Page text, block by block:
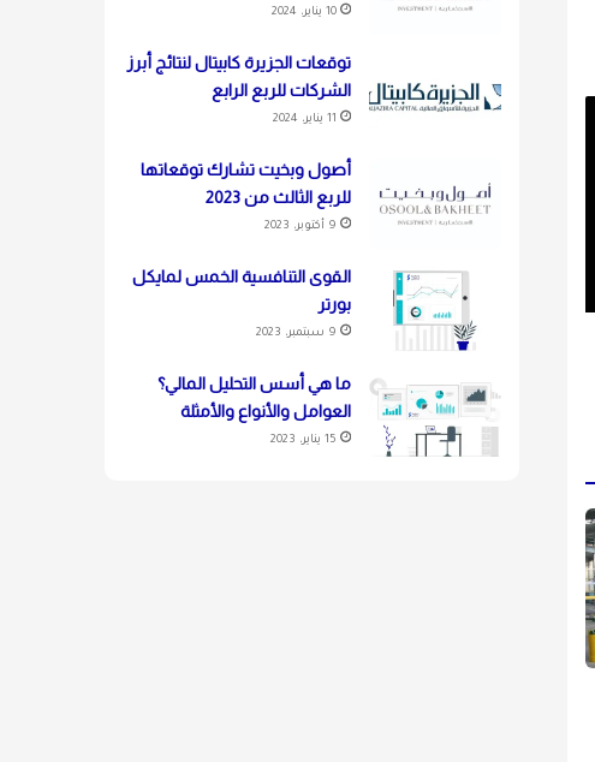
10 يناير، 2024
توقعات الجزيرة كابيتال لنتائج أبرز
الشركات للربع الرابع
11 يناير، 2024
أصول وبخيت تشارك توقعاتها
للربع الثالث من 2023
9 أكتوبر، 2023
القوى التنافسية الخمس لمايكل
بورتر
9 سبتمبر، 2023
ما هي أسس التحليل المالي؟
العوامل والأنواع والأمثلة
15 يناير، 2023